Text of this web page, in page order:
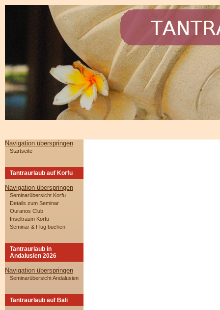
Navigation überspringen
Startseite
Tantraurlaub auf Korfu
Navigation überspringen
Seminarübersicht Korfu
Details zum Seminar
Ouranos Club
Inseltraum Korfu
Seminar & Flug buchen
Tantraurlaub in
Andalusien 2026
Navigation überspringen
Seminarübersicht Andalusien
Tantraurlaub auf Bali